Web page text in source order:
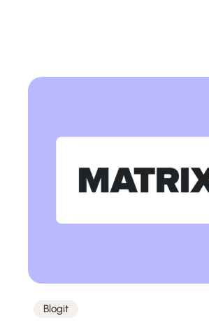
Kategoriat
Blogit